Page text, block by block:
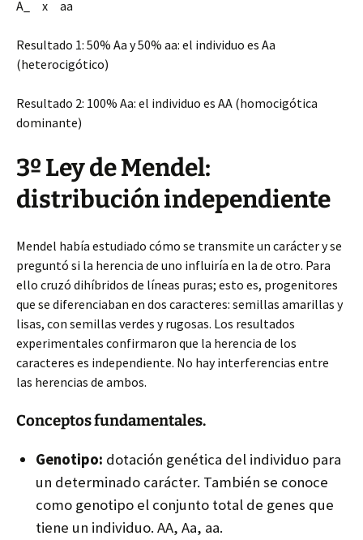
A_ x aa
Resultado 1: 50% Aa y 50% aa: el individuo es Aa
(heterocigótico)
Resultado 2: 100% Aa: el individuo es AA (homocigótica
dominante)
3º Ley de Mendel:
distribución independiente
Mendel había estudiado cómo se transmite un carácter y se
preguntó si la herencia de uno influiría en la de otro. Para
ello cruzó dihíbridos de líneas puras; esto es, progenitores
que se diferenciaban en dos caracteres: semillas amarillas y
lisas, con semillas verdes y rugosas. Los resultados
experimentales confirmaron que la herencia de los
caracteres es independiente. No hay interferencias entre
las herencias de ambos.
Conceptos fundamentales.
Genotipo: dotación genética del individuo para
un determinado carácter. También se conoce
como genotipo el conjunto total de genes que
tiene un individuo. AA, Aa, aa.